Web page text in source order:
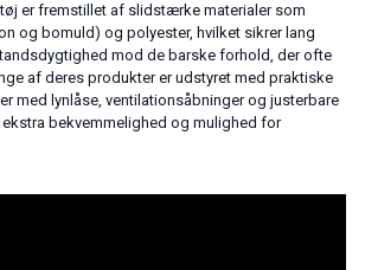
tøj er fremstillet af slidstærke materialer som
og bomuld) og polyester, hvilket sikrer lang
mod de barske forhold, der ofte
af deres produkter er udstyret med praktiske
med lynlåse, ventilationsåbninger og justerbare
bekvemmelighed og mulighed for